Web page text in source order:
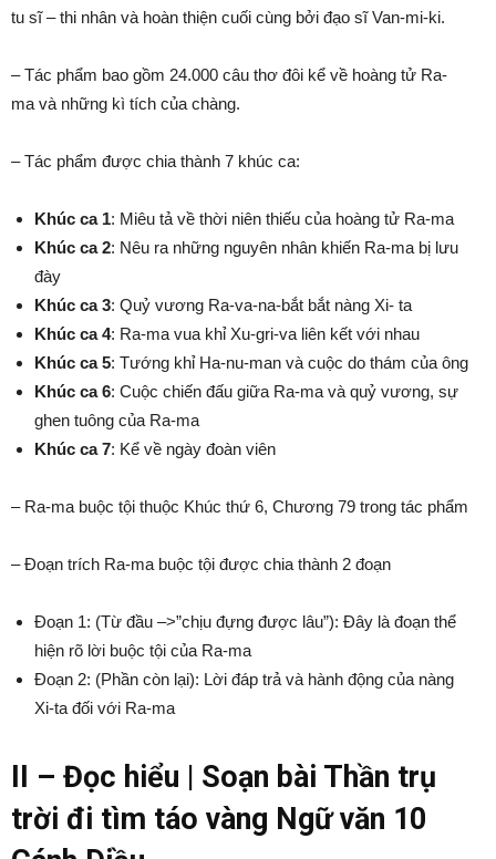
tu sĩ – thi nhân và hoàn thiện cuối cùng bởi đạo sĩ Van-mi-ki.
– Tác phẩm bao gồm 24.000 câu thơ đôi kể về hoàng tử Ra-
ma và những kì tích của chàng.
– Tác phẩm được chia thành 7 khúc ca:
Khúc ca 1: Miêu tả về thời niên thiếu của hoàng tử Ra-ma
Khúc ca 2: Nêu ra những nguyên nhân khiến Ra-ma bị lưu
đày
Khúc ca 3: Quỷ vương Ra-va-na-bắt bắt nàng Xi- ta
Khúc ca 4: Ra-ma vua khỉ Xu-gri-va liên kết với nhau
Khúc ca 5: Tướng khỉ Ha-nu-man và cuộc do thám của ông
Khúc ca 6: Cuộc chiến đấu giữa Ra-ma và quỷ vương, sự
ghen tuông của Ra-ma
Khúc ca 7: Kể về ngày đoàn viên
– Ra-ma buộc tội thuộc Khúc thứ 6, Chương 79 trong tác phẩm
– Đoạn trích Ra-ma buộc tội được chia thành 2 đoạn
Đoạn 1: (Từ đầu –>”chịu đựng được lâu”): Đây là đoạn thể
hiện rõ lời buộc tội của Ra-ma
Đoạn 2: (Phần còn lại): Lời đáp trả và hành động của nàng
Xi-ta đối với Ra-ma
II – Đọc hiểu | Soạn bài Thần trụ
trời đi tìm táo vàng Ngữ văn 10